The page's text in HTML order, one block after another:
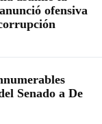
ofensiva
Senado a De